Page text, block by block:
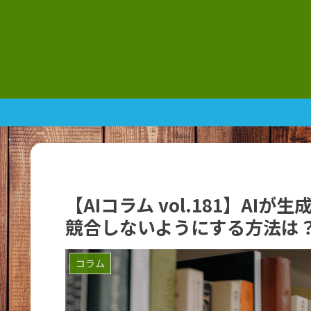
【AIコラム vol.181】AIが生
競合しないようにする方法は
コラム